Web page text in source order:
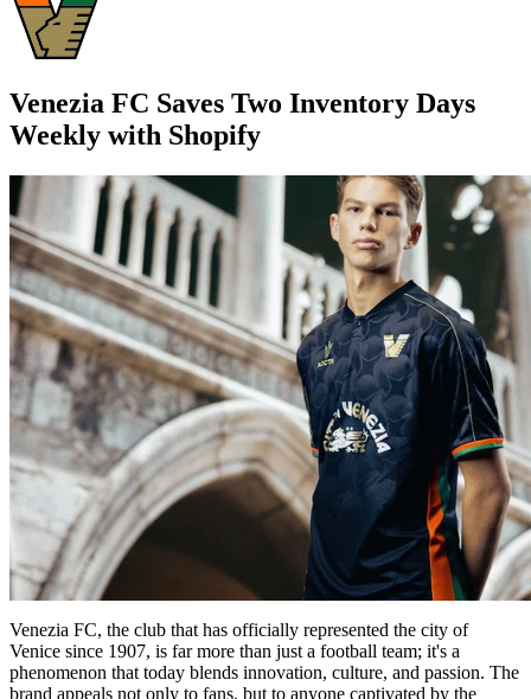
Venezia FC Saves Two Inventory Days
Weekly with Shopify
Venezia FC, the club that has officially represented the city of
Venice since 1907, is far more than just a football team; it's a
phenomenon that today blends innovation, culture, and passion. The
brand appeals not only to fans, but to anyone captivated by the